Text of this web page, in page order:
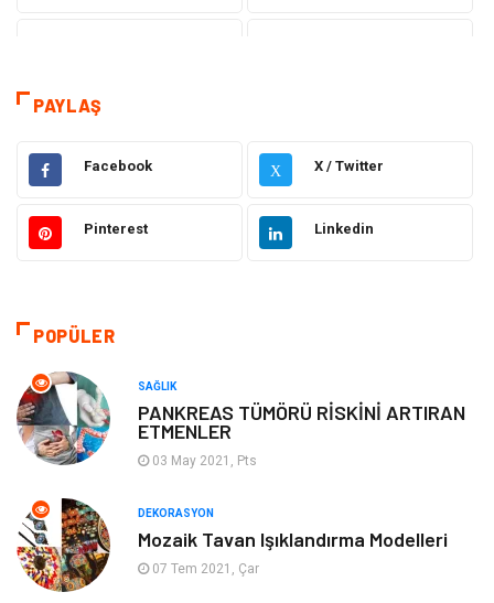
Dekorasyon
Hukuk Elektrik & Elektronik
Giyim Makine
Otomotiv
Keyif ve Hobi
Moda
Anne Çocuk
Aksesuar Genel Kültür
PAYLAŞ
Facebook X X / Twitter
Pinterest Linkedin
POPÜLER
SAĞLIK
PANKREAS TÜMÖRÜ RİSKİNİ ARTIRAN
ETMENLER
03 May 2021, Pts
DEKORASYON
Mozaik Tavan Işıklandırma Modelleri
07 Tem 2021, Çar